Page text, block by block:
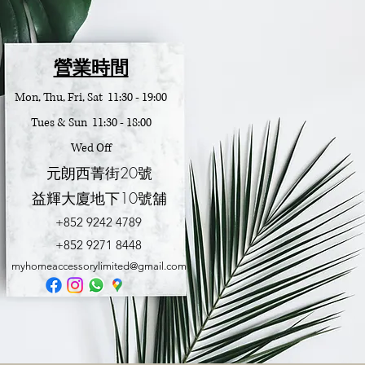
營業時間
Mon, Thu, Fri, Sat 11:30 - 19:00
Tues & Sun 11:30 - 18:00
Wed Off
元朗西菁街20號
益輝大廈地下10號舖
+852 9242 4789
​+852 9271 8448
myhomeaccessorylimited@gmail.com